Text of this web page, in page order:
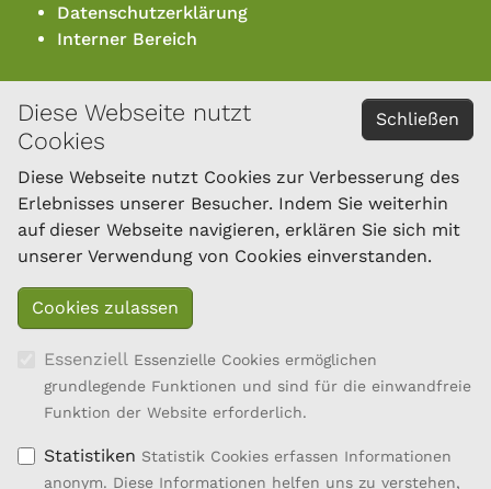
Schließen
Diese Webseite nutzt
Cookies
Diese Webseite nutzt Cookies zur Verbesserung des
Erlebnisses unserer Besucher. Indem Sie weiterhin
auf dieser Webseite navigieren, erklären Sie sich mit
unserer Verwendung von Cookies einverstanden.
Essenziell Essenzielle Cookies ermöglichen
grundlegende Funktionen und sind für die einwandfreie
Funktion der Website erforderlich.
Statistiken Statistik Cookies erfassen Informationen
anonym. Diese Informationen helfen uns zu verstehen,
Datenschutzerklärung
Interner Bereich
KONTAKT
Österreichischer Bundesverband für Schafe und
Ziegen
Dresdner Straße 89/B1/18
1200 Wien
Tel.: 01/334 17 21-40